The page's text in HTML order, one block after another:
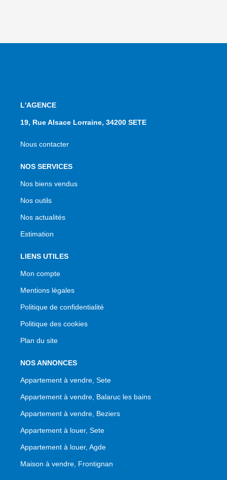
L'AGENCE
19, Rue Alsace Lorraine, 34200 SETE
Nous contacter
NOS SERVICES
Nos biens vendus
Nos outils
Nos actualités
Estimation
LIENS UTILES
Mon compte
Mentions légales
Politique de confidentialité
Politique des cookies
Plan du site
NOS ANNONCES
Appartement à vendre, Sete
Appartement à vendre, Balaruc les bains
Appartement à vendre, Beziers
Appartement à louer, Sete
Appartement à louer, Agde
Maison à vendre, Frontignan